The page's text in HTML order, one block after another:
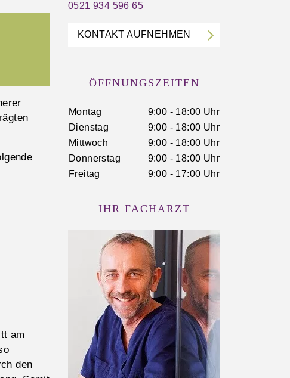
am
den
0521 934 596 65
KONTAKT AUFNEHMEN
ÖFFNUNGSZEITEN
Montag
9:00 - 18:00 Uhr
Dienstag
9:00 - 18:00 Uhr
Mittwoch
9:00 - 18:00 Uhr
Donnerstag
9:00 - 18:00 Uhr
Freitag
9:00 - 17:00 Uhr
IHR FACHARZT